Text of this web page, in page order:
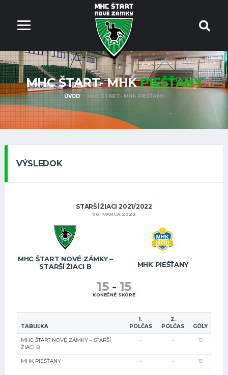
MHC ŠTART- MHKPIEŠŤANY
ÚVOD MHC ŠTART- MHK PIEŠŤANY
VÝSLEDOK
STARŠÍ ŽIACI 2021/2022
06. MARCA 2022
MHC ŠTART NOVÉ ZÁMKY –
STARŠÍ ŽIACI B
MHK PIEŠŤANY
15 - 15
KONEČNÉ SKÓRE
TABUĽKA
1.
POLČAS
2.
POLČAS
GÓLY
MHC ŠTART NOVÉ ZÁMKY – STARŠÍ
ŽIACI B
- - 15
MHK PIEŠŤANY - - 15